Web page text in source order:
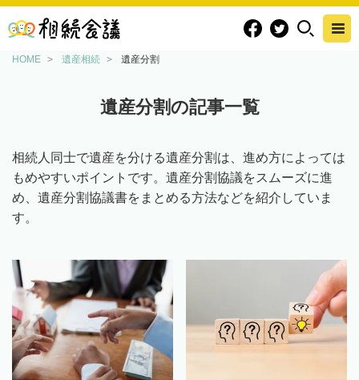
HOME 遺産相続 遺産分割
遺産分割の記事一覧
相続人同士で遺産を分ける遺産分割は、進め方によっては
もめやすいポイントです。遺産分割協議をスムーズに進
め、遺産分割協議書をまとめる方法などを紹介していま
す。